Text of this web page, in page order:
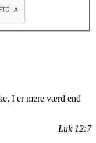
I er mere værd end
Luk 12:7